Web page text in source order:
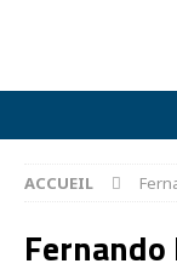
ACCUEIL